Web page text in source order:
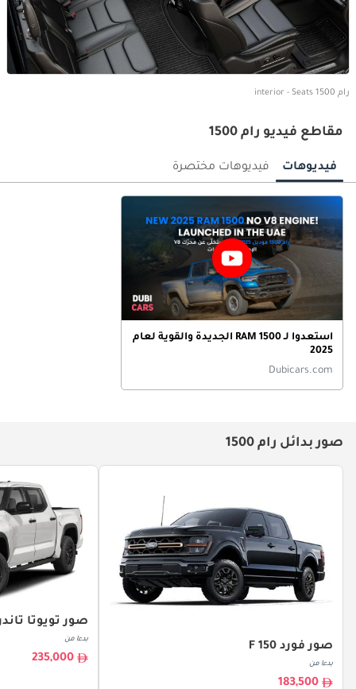
رام 1500 interior - Seats
مقاطع فيديو رام 1500
فيديوهات فيديوهات مختصرة
استعدوا لـ RAM 1500 الجديدة والقوية لعام
2025
Dubicars.com
صور بدائل رام 1500
صور فورد F 150
بدءا من
183,500
صور تويوتا
بدءا من
235,000